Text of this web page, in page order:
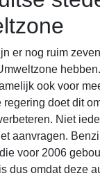
er nog ruim
ook voor
doet dit
Niet
aanvragen.
voor 2006
dus omdat deze